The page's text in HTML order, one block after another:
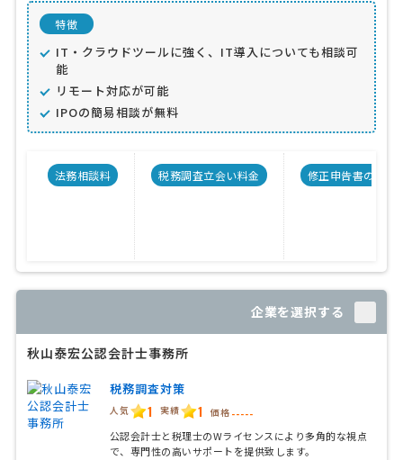
特徴
IT・クラウドツールに強く、IT導入についても相談可
能
リモート対応が可能
IPOの簡易相談が無料
法務相談料 税務調査立会い料金 修正申告書の料金
企業を選択する
秋山泰宏公認会計士事務所
税務調査対策
人気 1 実績 1 価格 -----
公認会計士と税理士のWライセンスにより多角的な視点
で、専門性の高いサポートを提供致します。